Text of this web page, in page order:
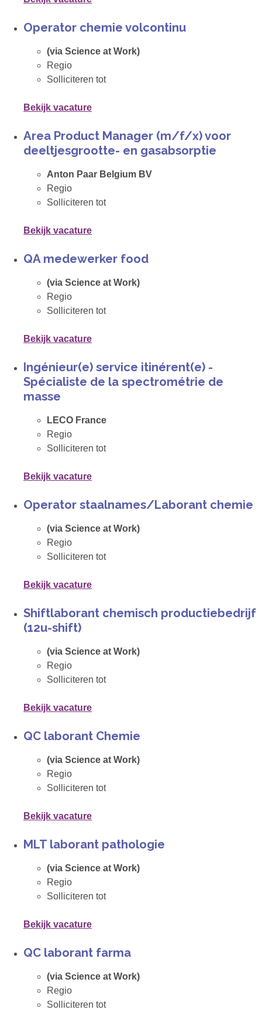
Operator chemie volcontinu
(via Science at Work)
Regio
Solliciteren tot
Bekijk vacature
Area Product Manager (m/f/x) voor
deeltjesgrootte- en gasabsorptie
Anton Paar Belgium BV
Regio
Solliciteren tot
Bekijk vacature
QA medewerker food
(via Science at Work)
Regio
Solliciteren tot
Bekijk vacature
Ingénieur(e) service itinérent(e) -
Spécialiste de la spectrométrie de
masse
LECO France
Regio
Solliciteren tot
Bekijk vacature
Operator staalnames/Laborant chemie
(via Science at Work)
Regio
Solliciteren tot
Bekijk vacature
Shiftlaborant chemisch productiebedrijf
(12u-shift)
(via Science at Work)
Regio
Solliciteren tot
Bekijk vacature
QC laborant Chemie
(via Science at Work)
Regio
Solliciteren tot
Bekijk vacature
MLT laborant pathologie
(via Science at Work)
Regio
Solliciteren tot
Bekijk vacature
QC laborant farma
(via Science at Work)
Regio
Solliciteren tot